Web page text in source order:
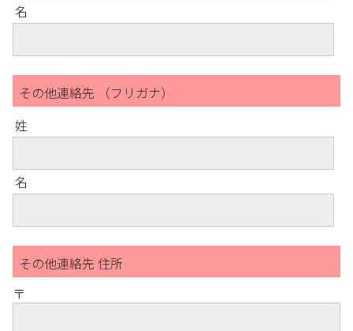
名
その他連絡先 （フリガナ）
姓
名
その他連絡先 住所
〒